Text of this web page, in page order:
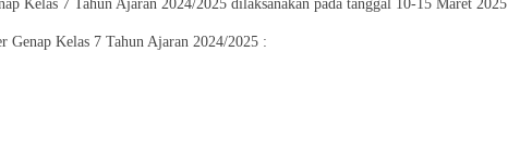
Kelas 7 Tahun Ajaran 2024/2025 dilaksanakan pada tanggal 10-15 Maret 2025
Genap Kelas 7 Tahun Ajaran 2024/2025 :